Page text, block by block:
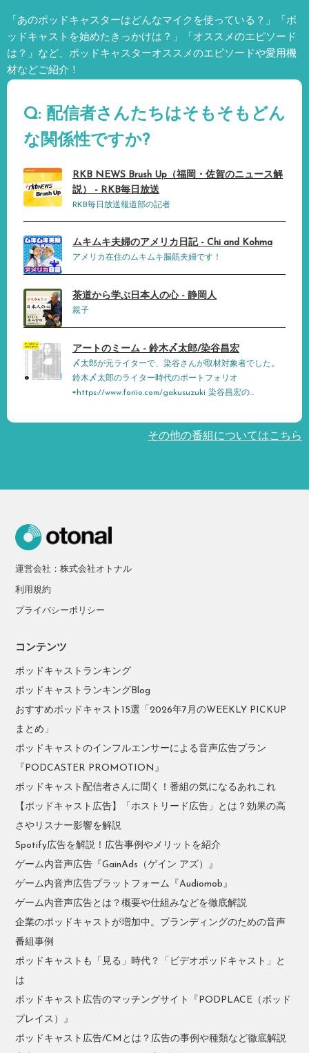
「あのポッドキャスターはどんなマイクを使っている？」「ポ
ッドキャストを始めたきっかけは？」「オススメのエピソード
は？」など、 ポッドキャスターオススメのエピソードや愛用機
材などご紹介！
Q: 配信者さんたちはそもそもどん
な関係性ですか?
RKB NEWS Brush Up（福岡・佐賀のニュース解
説） - RKB毎日放送
RKB毎日放送報道部の記者
ムキムキ夫婦のアメリカ日記 - Chi and Kohma
アメリカ在住のムキムキ脳筋夫婦です！
茶道から学ぶ日本人の心 - 静岡人
親子
アートのミーム - 鈴木〆太郎/染谷昌宏
〆太郎が元ライターで、染谷さんが取材対象者でした。
鈴木〆太郎のライター時代のポートフォリオ
⇨https://www.foriio.com/gakusuzuki 染谷昌宏の...
その他の番組についてはこちら
運営会社：株式会社オトナル
利用規約
プライバシーポリシー
コンテンツ
ポッドキャストランキング
ポッドキャストランキングBlog
おすすめポッドキャスト15選「2026年7月のWEEKLY PICKUP
まとめ」
ポッドキャストのインフルエンサーによる音声広告プラン
『PODCASTER PROMOTION』
ポッドキャスト配信者さんに聞く！番組の気になるあれこれ
【ポッドキャスト広告】「ホストリード広告」とは？効果の高
さやリスナー影響を解説
Spotify広告を解説！広告事例やメリットを紹介
ゲーム内音声広告『GainAds（ゲイン アズ）』
ゲーム内音声広告プラットフォーム『Audiomob』
ゲーム内音声広告とは？概要や仕組みなどを徹底解説
企業のポッドキャストが増加中。ブランディングのための音声
番組事例
ポッドキャストも「見る」時代？「ビデオポッドキャスト」と
は
ポッドキャスト広告のマッチングサイト『PODPLACE（ポッド
プレイス）』
ポッドキャスト広告/CMとは？広告の事例や種類など徹底解説